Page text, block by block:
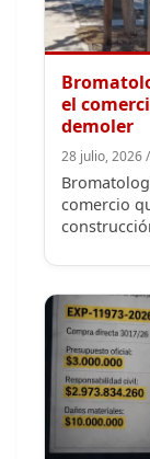
el
demoler
28 julio, 2026
comercio